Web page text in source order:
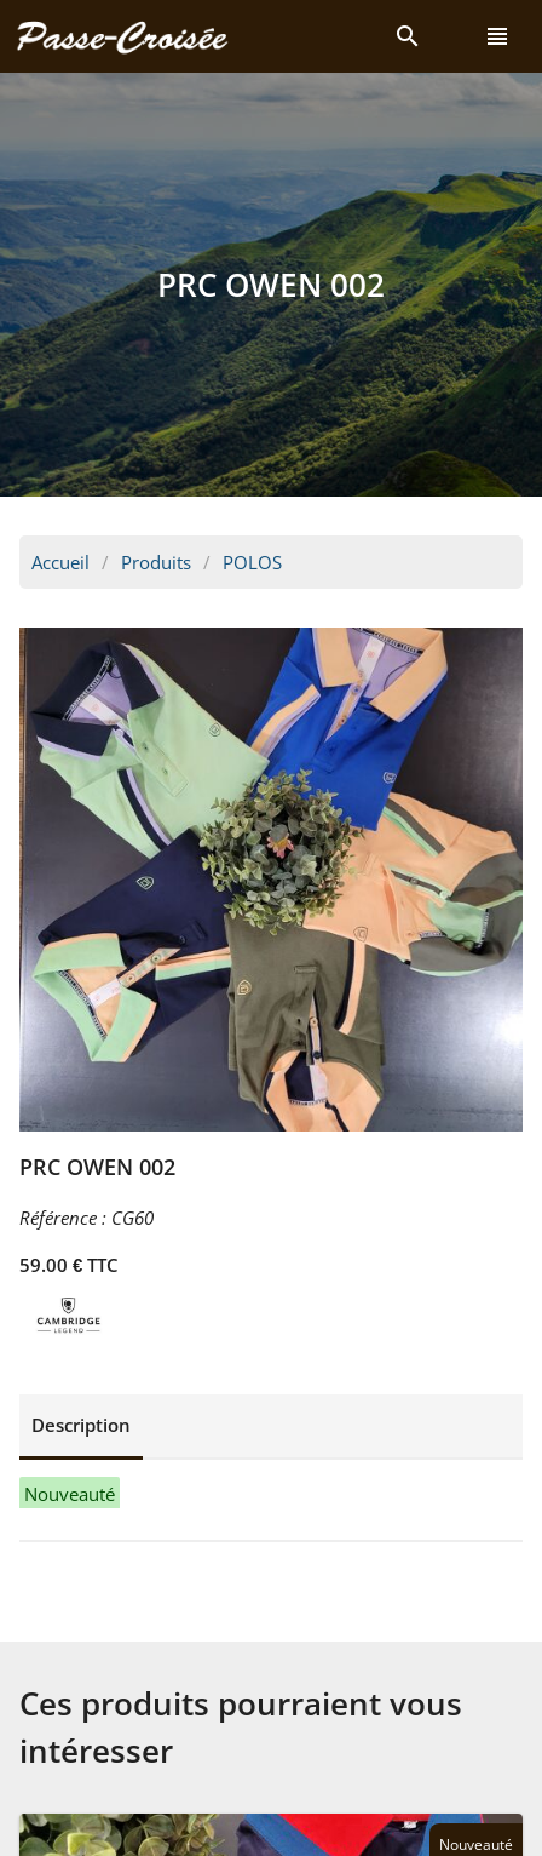
search view_headline
PRC OWEN 002
Accueil Produits POLOS
PRC OWEN 002
Référence : CG60
59.00 € TTC
Description
Nouveauté
Ces produits pourraient vous
intéresser
Nouveauté